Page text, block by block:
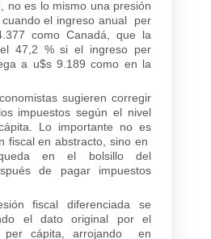
es lo mismo una presión
el ingreso anual per
como Canadá, que la
47,2 % si el ingreso per
a u$s 9.189 como en la
sugieren corregir
impuestos según el nivel
Lo importante no es
fiscal en abstracto, sino en
en el bolsillo del
de pagar impuestos
fiscal diferenciada se
el dato original por el
per cápita, arrojando en